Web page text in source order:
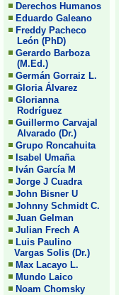
Derechos Humanos
Eduardo Galeano
Freddy Pacheco
León (PhD)
Gerardo Barboza
(M.Ed.)
Germán Gorraiz L.
Gloria Álvarez
Glorianna
Rodríguez
Guillermo Carvajal
Alvarado (Dr.)
Grupo Roncahuita
Isabel Umaña
Iván García M
Jorge J Cuadra
John Bisner U
Johnny Schmidt C.
Juan Gelman
Julian Frech A
Luis Paulino
Vargas Solis (Dr.)
Max Lacayo L.
Mundo Laico
Noam Chomsky